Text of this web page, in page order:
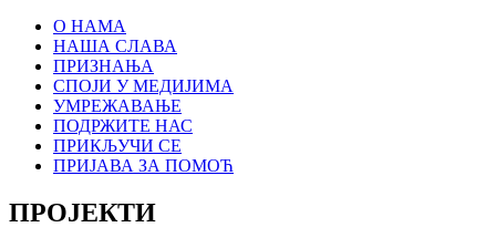
О НАМА
НАША СЛАВА
ПРИЗНАЊА
СПОЈИ У МЕДИЈИМА
УМРЕЖАВАЊЕ
ПОДРЖИТЕ НАС
ПРИКЉУЧИ СЕ
ПРИЈАВА ЗА ПОМОЋ
ПРОЈЕКТИ